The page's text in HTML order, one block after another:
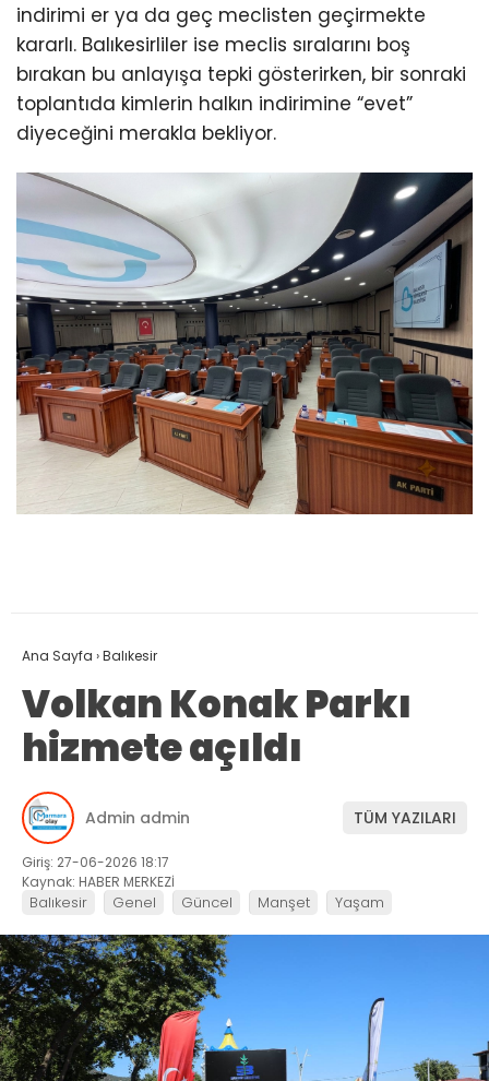
indirimi er ya da geç meclisten geçirmekte
kararlı. Balıkesirliler ise meclis sıralarını boş
bırakan bu anlayışa tepki gösterirken, bir sonraki
toplantıda kimlerin halkın indirimine “evet”
diyeceğini merakla bekliyor.
Ana Sayfa ›Balıkesir
Volkan Konak Parkı
hizmete açıldı
Admin admin TÜM YAZILARI
Giriş: 27-06-2026 18:17
Kaynak: HABER MERKEZİ
Balıkesir Genel Güncel Manşet Yaşam